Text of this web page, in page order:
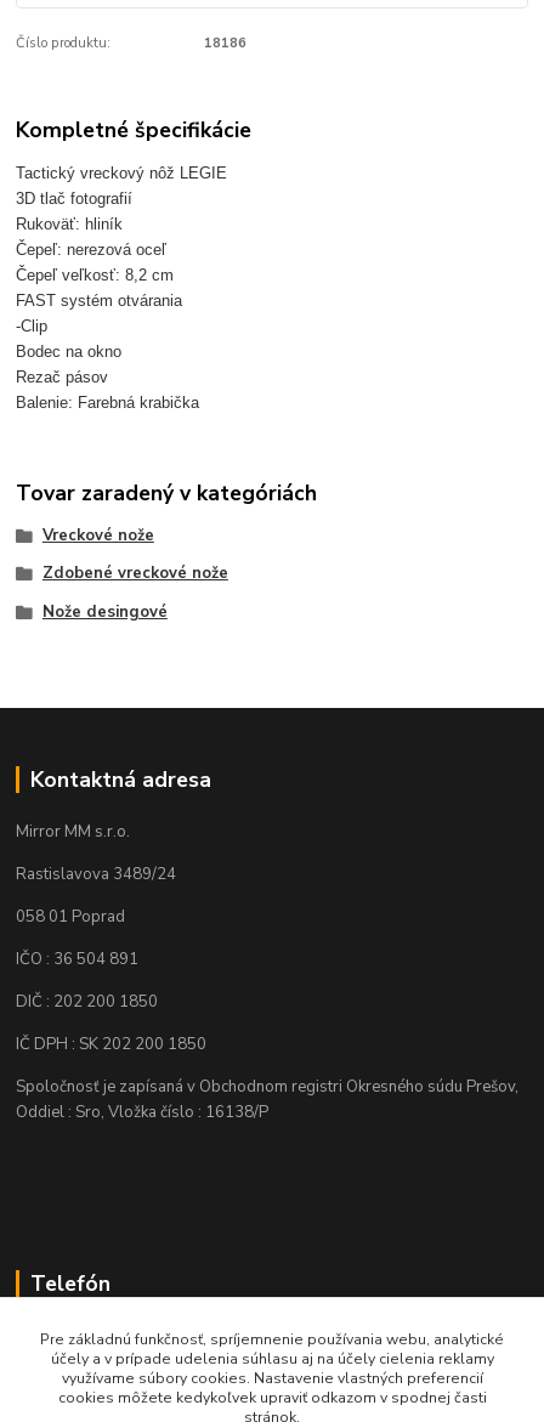
Číslo produktu: 18186
Kompletné špecifikácie
Tactický vreckový nôž LEGIE
3D tlač fotografií
Rukoväť: hliník
Čepeľ: nerezová oceľ
Čepeľ veľkosť: 8,2 cm
FAST systém otvárania
-Clip
Bodec na okno
Rezač pásov
Balenie: Farebná krabička
Tovar zaradený v kategóriách
Vreckové nože
Zdobené vreckové nože
Nože desingové
Kontaktná adresa
Mirror MM s.r.o.
Rastislavova 3489/24
058 01 Poprad
IČO : 36 504 891
DIČ : 202 200 1850
IČ DPH : SK 202 200 1850
Spoločnosť je zapísaná v Obchodnom registri Okresného súdu Prešov,
Oddiel : Sro, Vložka číslo : 16138/P
Telefón
+421 905 622 625
obchod@nozeplus.sk
Pre základnú funkčnosť, spríjemnenie používania webu, analytické
účely a v prípade udelenia súhlasu aj na účely cielenia reklamy
využívame súbory cookies. Nastavenie vlastných preferencií
cookies môžete kedykoľvek upraviť odkazom v spodnej časti
stránok.